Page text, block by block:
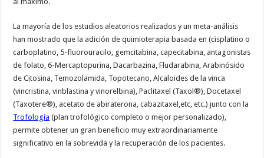
La mayoría de los estudios aleatorios realizados y un meta-análisis
han mostrado que la adición de quimioterapia basada en (cisplatino o
carboplatino, 5-fluorouracilo, gemcitabina, capecitabina, antagonistas
de folato, 6-Mercaptopurina, Dacarbazina, Fludarabina, Arabinósido
de Citosina, Temozolamida, Topotecano, Alcaloides de la vinca
(vincristina, vinblastina y vinorelbina), Paclitaxel (Taxol®), Docetaxel
(Taxotere®), acetato de abiraterona, cabazitaxel,etc, etc.) junto con la
Trofología (plan trofológico completo o mejor personalizado),
permite obtener un gran beneficio muy extraordinariamente
significativo en la sobrevida y la recuperación de los pacientes.